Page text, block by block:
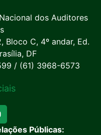
dos Auditores
Bloco C, 4º andar, Ed.
DF
/ (61) 3968-6573
Públicas: